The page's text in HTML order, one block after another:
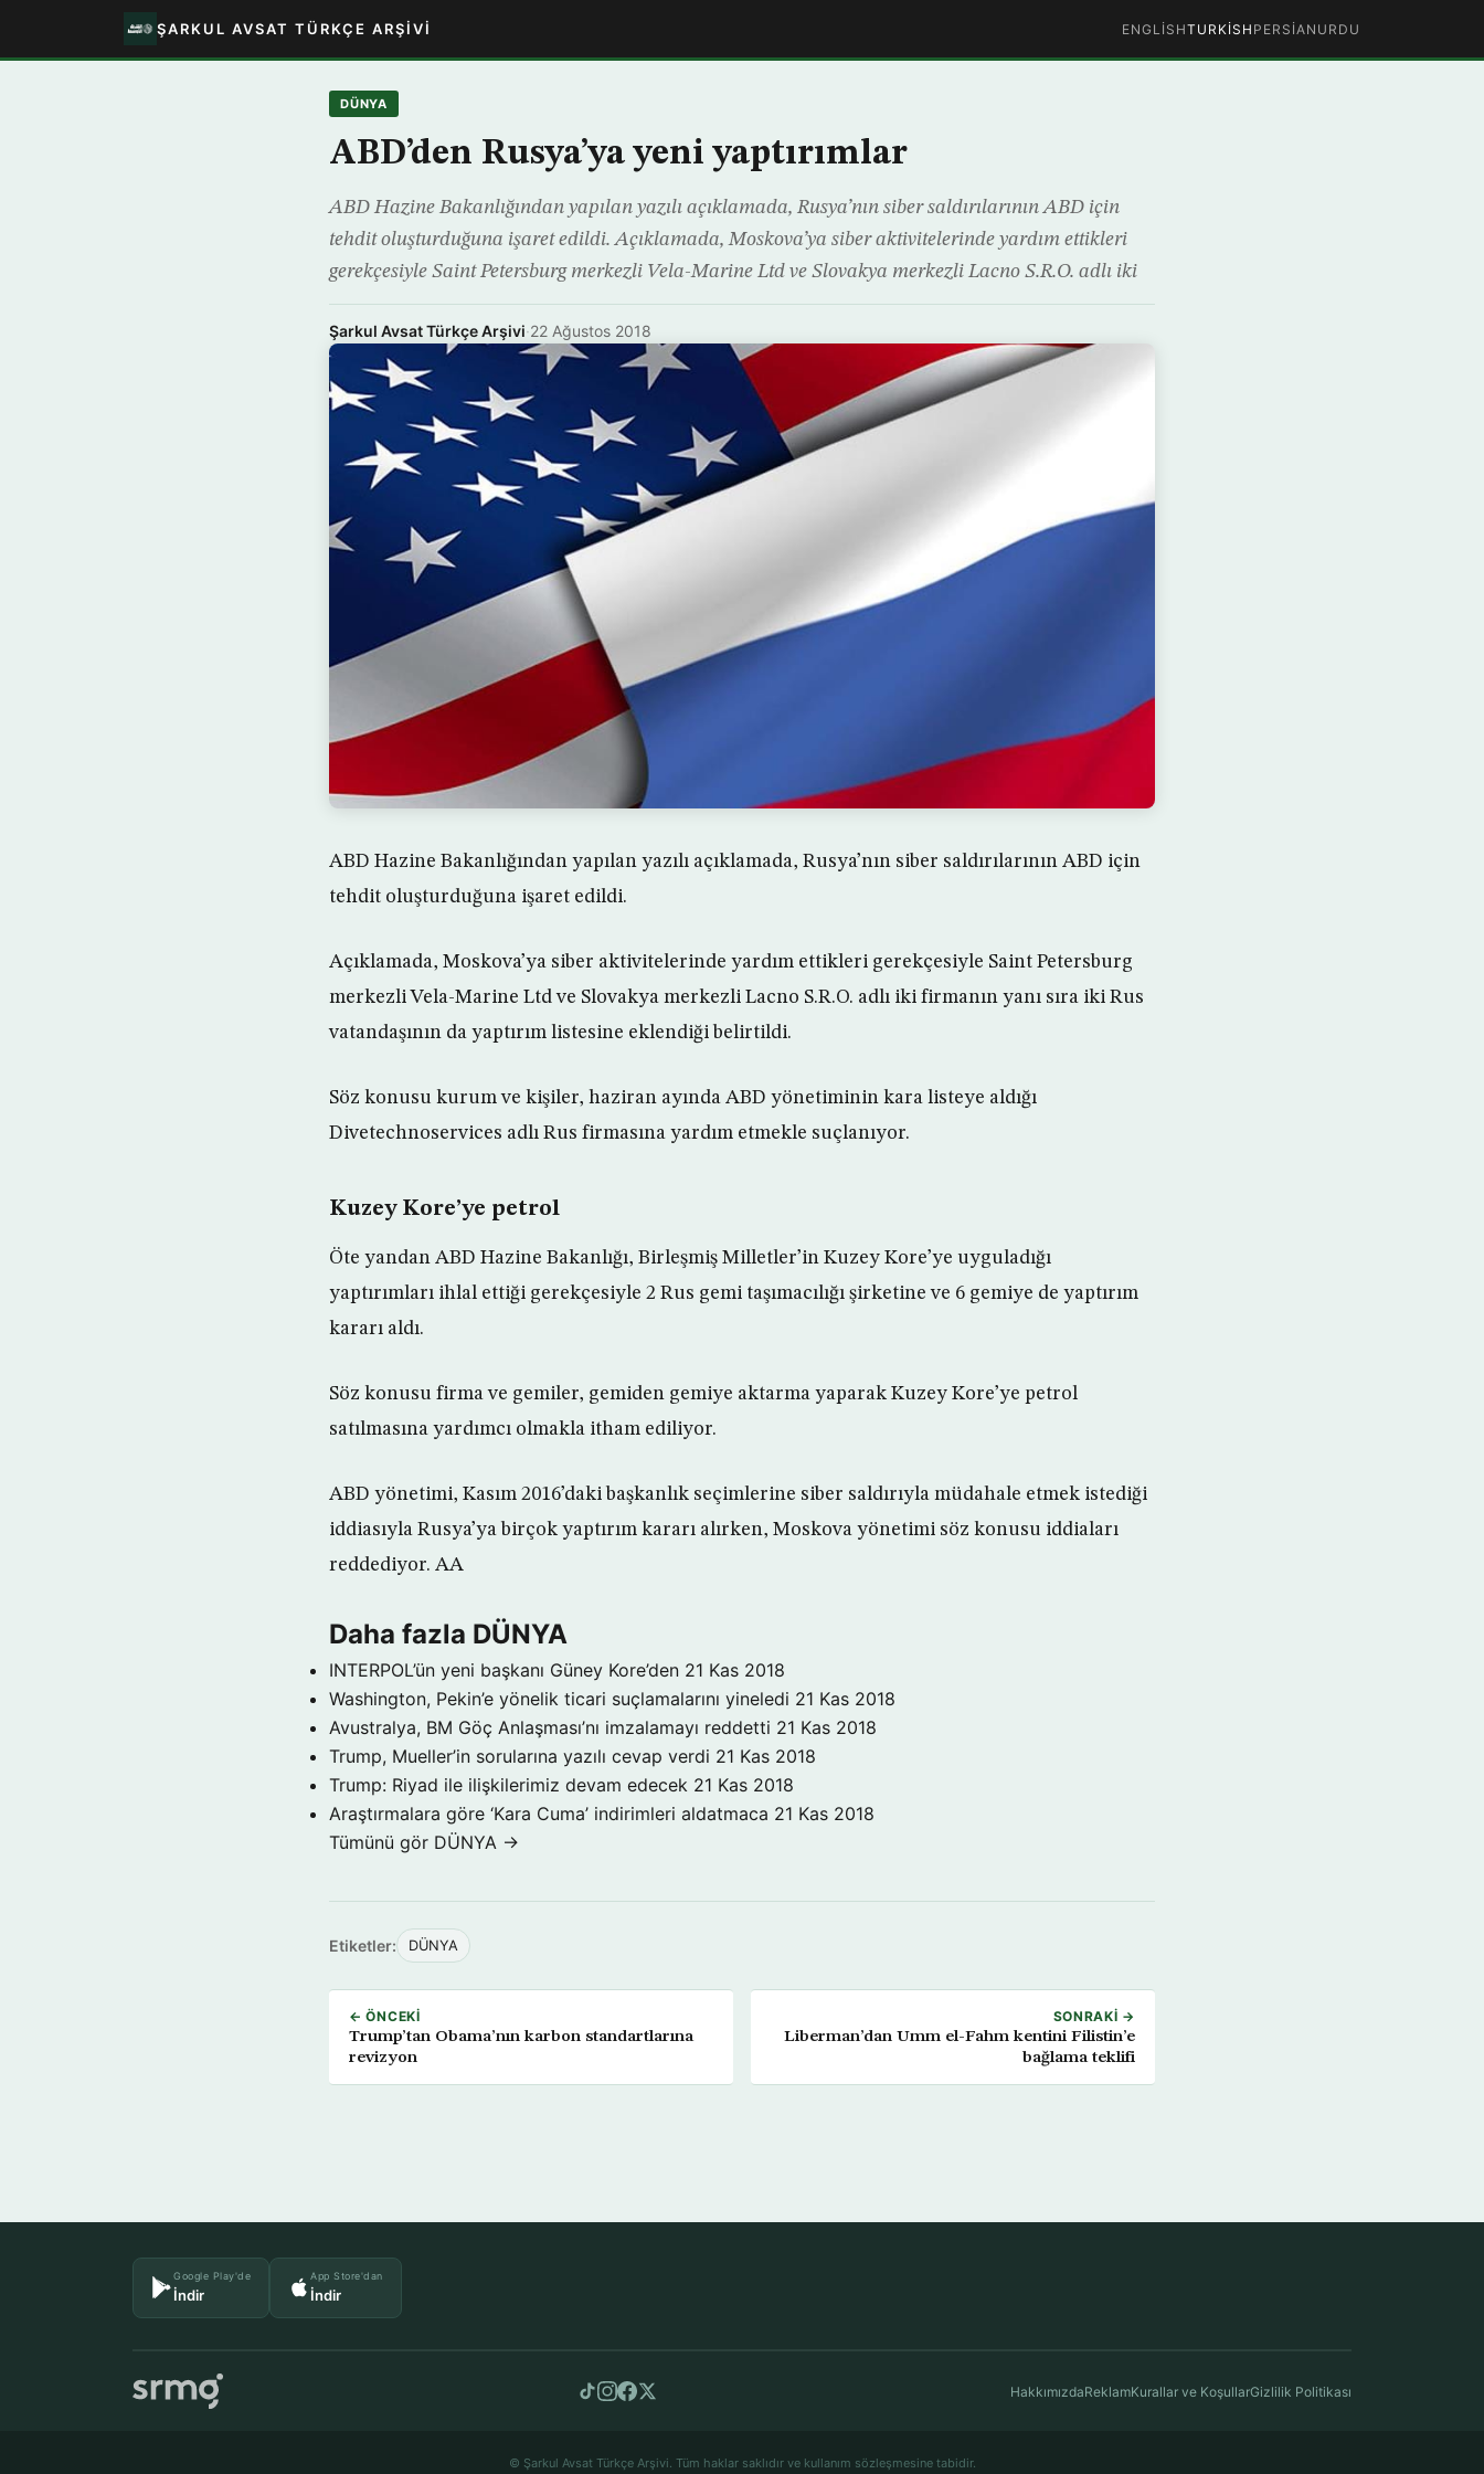
ŞARKUL AVSAT TÜRKÇE ARŞIVI ENGLISHTURKISH PERSIAN URDU
DÜNYA
ABD’den Rusya’ya yeni yaptırımlar
ABD Hazine Bakanlığından yapılan yazılı açıklamada, Rusya’nın siber saldırılarının ABD için
tehdit oluşturduğuna işaret edildi. Açıklamada, Moskova’ya siber aktivitelerinde yardım ettikleri
gerekçesiyle Saint Petersburg merkezli Vela-Marine Ltd ve Slovakya merkezli Lacno S.R.O. adlı iki
Şarkul Avsat Türkçe Arşivi·22 Ağustos 2018
ABD Hazine Bakanlığından yapılan yazılı açıklamada, Rusya’nın siber saldırılarının ABD için
tehdit oluşturduğuna işaret edildi.
Açıklamada, Moskova’ya siber aktivitelerinde yardım ettikleri gerekçesiyle Saint Petersburg
merkezli Vela-Marine Ltd ve Slovakya merkezli Lacno S.R.O. adlı iki firmanın yanı sıra iki Rus
vatandaşının da yaptırım listesine eklendiği belirtildi.
Söz konusu kurum ve kişiler, haziran ayında ABD yönetiminin kara listeye aldığı
Divetechnoservices adlı Rus firmasına yardım etmekle suçlanıyor.
Kuzey Kore’ye petrol
Öte yandan ABD Hazine Bakanlığı, Birleşmiş Milletler’in Kuzey Kore’ye uyguladığı
yaptırımları ihlal ettiği gerekçesiyle 2 Rus gemi taşımacılığı şirketine ve 6 gemiye de yaptırım
kararı aldı.
Söz konusu firma ve gemiler, gemiden gemiye aktarma yaparak Kuzey Kore’ye petrol
satılmasına yardımcı olmakla itham ediliyor.
ABD yönetimi, Kasım 2016’daki başkanlık seçimlerine siber saldırıyla müdahale etmek istediği
iddiasıyla Rusya’ya birçok yaptırım kararı alırken, Moskova yönetimi söz konusu iddiaları
reddediyor. AA
Daha fazla DÜNYA
INTERPOL’ün yeni başkanı Güney Kore’den 21 Kas 2018
Washington, Pekin’e yönelik ticari suçlamalarını yineledi 21 Kas 2018
Avustralya, BM Göç Anlaşması’nı imzalamayı reddetti 21 Kas 2018
Trump, Mueller’in sorularına yazılı cevap verdi 21 Kas 2018
Trump: Riyad ile ilişkilerimiz devam edecek 21 Kas 2018
Araştırmalara göre ‘Kara Cuma’ indirimleri aldatmaca 21 Kas 2018
Tümünü gör DÜNYA →
Etiketler: DÜNYA
← ÖNCEKI
Trump’tan Obama’nın karbon standartlarına
revizyon
SONRAKI →
Liberman’dan Umm el-Fahm kentini Filistin’e
bağlama teklifi
Google Play'de
İndir
App Store'dan
İndir
HakkımızdaReklamKurallar ve KoşullarGizlilik Politikası
© Şarkul Avsat Türkçe Arşivi. Tüm haklar saklıdır ve kullanım sözleşmesine tabidir.